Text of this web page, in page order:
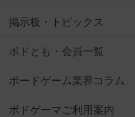
掲示板・トピックス
ボドとも・会員一覧
ボードゲーム業界コラム
ボドゲーマご利用案内